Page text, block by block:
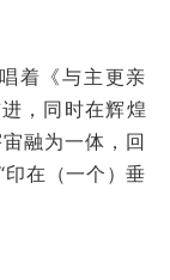
着《与主更亲
，同时在辉煌
融为一体，回
在（一个）垂